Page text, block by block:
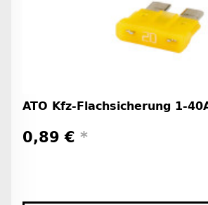
ATO Kfz-Flachsicherung 1-
0,89 € *